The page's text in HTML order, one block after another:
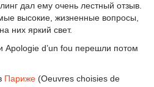
дал ему очень лестный отзыв.
высокие, жизненные вопросы,
них яркий свет.
Apologie d’un fou перешли потом
Париже (Oeuvres choisies de